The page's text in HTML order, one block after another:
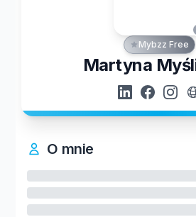
Mybzz Free
Martyna
O mnie